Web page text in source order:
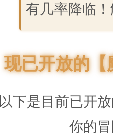
有几率降临
现已开放的【
以下是目前已开
你的